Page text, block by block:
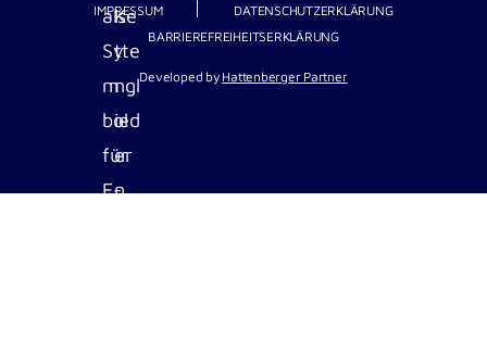
IMPRESSUM
DATENSCHUTZERKLÄRUNG
BARRIEREFREIHEITSERKLÄRUNG
Developed by Hattenberger Partner